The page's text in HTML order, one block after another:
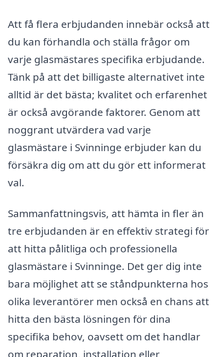
Att få flera erbjudanden innebär också att
du kan förhandla och ställa frågor om
varje glasmästares specifika erbjudande.
Tänk på att det billigaste alternativet inte
alltid är det bästa; kvalitet och erfarenhet
är också avgörande faktorer. Genom att
noggrant utvärdera vad varje
glasmästare i Svinninge erbjuder kan du
försäkra dig om att du gör ett informerat
val.
Sammanfattningsvis, att hämta in fler än
tre erbjudanden är en effektiv strategi för
att hitta pålitliga och professionella
glasmästare i Svinninge. Det ger dig inte
bara möjlighet att se ståndpunkterna hos
olika leverantörer men också en chans att
hitta den bästa lösningen för dina
specifika behov, oavsett om det handlar
om reparation, installation eller